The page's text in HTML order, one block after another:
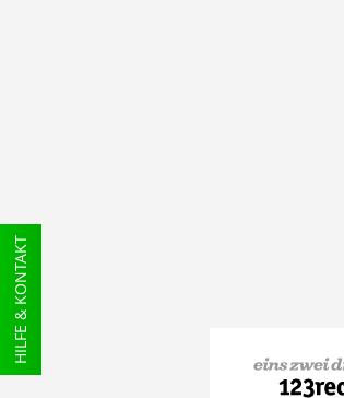
HILFE & KONTAKT